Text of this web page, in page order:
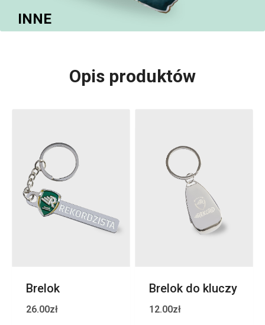
INNE
Opis produktów
Brelok
26.00zł
Brelok do kluczy
12.00zł